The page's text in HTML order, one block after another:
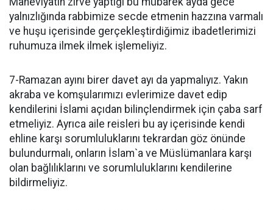
yalnızlığında rabbimize secde etmenin hazzına varmalı
ve huşu içerisinde gerçekleştirdiğimiz ibadetlerimizi
ruhumuza ilmek ilmek işlemeliyiz.
7-Ramazan ayını birer davet ayı da yapmalıyız. Yakın
akraba ve komşularımızı evlerimize davet edip
kendilerini İslami açıdan bilinçlendirmek için çaba sarf
etmeliyiz. Ayrıca aile reisleri bu ay içerisinde kendi
ehline karşı sorumluluklarını tekrardan göz önünde
bulundurmalı, onların İslam`a ve Müslümanlara karşı
olan bağlılıklarını ve sorumluluklarını kendilerine
bildirmeliyiz.